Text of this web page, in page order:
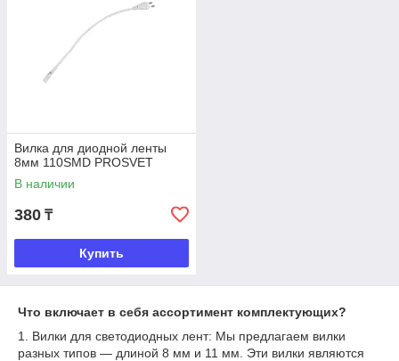
Вилка для диодной ленты
8мм 110SMD PROSVET
В наличии
380 ₸
Купить
Что включает в себя ассортимент комплектующих?
1. Вилки для светодиодных лент: Мы предлагаем вилки
разных типов — длиной 8 мм и 11 мм. Эти вилки являются